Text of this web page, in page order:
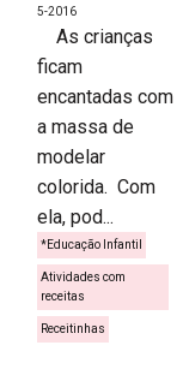
5-2016
As crianças
ficam
encantadas com
a massa de
modelar
colorida. Com
ela, pod...
*Educação Infantil
Atividades com
receitas
Receitinhas